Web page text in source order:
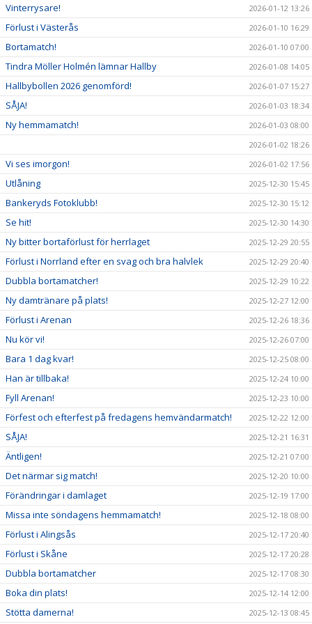
Vinterrysare! 2026-01-12 13:26
Förlust i Västerås 2026-01-10 16:29
Bortamatch! 2026-01-10 07:00
Tindra Möller Holmén lämnar Hallby 2026-01-08 14:05
Hallbybollen 2026 genomförd! 2026-01-07 15:27
SÅJA! 2026-01-03 18:34
Ny hemmamatch!
2026-01-03 08:00
2026-01-02 18:26
Vi ses imorgon! 2026-01-02 17:56
Utlåning 2025-12-30 15:45
Bankeryds Fotoklubb! 2025-12-30 15:12
Se hit! 2025-12-30 14:30
Ny bitter bortaförlust för herrlaget 2025-12-29 20:55
Förlust i Norrland efter en svag och bra halvlek 2025-12-29 20:40
Dubbla bortamatcher! 2025-12-29 10:22
Ny damtränare på plats! 2025-12-27 12:00
Förlust i Arenan 2025-12-26 18:36
Nu kör vi! 2025-12-26 07:00
Bara 1 dag kvar! 2025-12-25 08:00
Han är tillbaka! 2025-12-24 10:00
Fyll Arenan! 2025-12-23 10:00
Förfest och efterfest på fredagens hemvändarmatch! 2025-12-22 12:00
SÅJA! 2025-12-21 16:31
Äntligen! 2025-12-21 07:00
Det närmar sig match! 2025-12-20 10:00
Förändringar i damlaget 2025-12-19 17:00
Missa inte söndagens hemmamatch! 2025-12-18 08:00
Förlust i Alingsås 2025-12-17 20:40
Förlust i Skåne 2025-12-17 20:28
Dubbla bortamatcher 2025-12-17 08:30
Boka din plats! 2025-12-14 12:00
Stötta damerna! 2025-12-13 08:45